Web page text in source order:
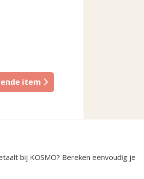
item
bij KOSMO? Bereken eenvoudig je